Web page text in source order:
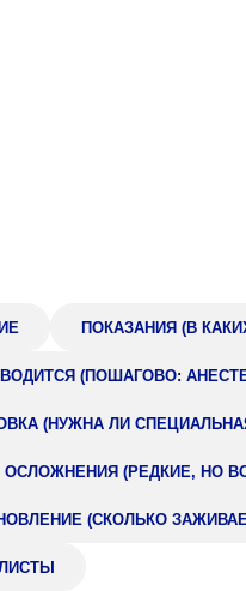
пл.
55-43
ПОКАЗАНИЯ (В
(ПОШАГОВО:
(НУЖНА ЛИ
ОСЛОЖНЕНИЯ (РЕДКИЕ, НО
(СКОЛЬКО